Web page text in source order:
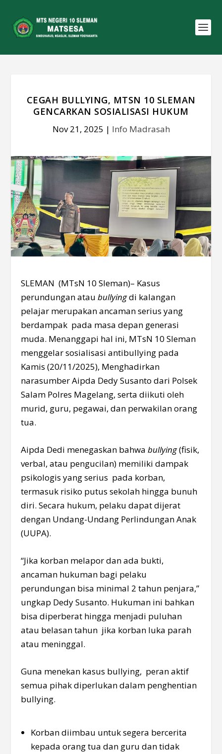
CEGAH BULLYING, MTSN 10 SLEMAN
GENCARKAN SOSIALISASI HUKUM
Nov 21, 2025 | Info Madrasah
SLEMAN (MTsN 10 Sleman)– Kasus
perundungan ataubullyingdi kalangan
pelajar merupakan ancaman serius yang
berdampak pada masa depan generasi
muda. Menanggapi hal ini, MTsN 10 Sleman
menggelar sosialisasi antibullying pada
Kamis (20/11/2025), Menghadirkan
narasumber Aipda Dedy Susanto dari Polsek
Salam Polres Magelang, serta diikuti oleh
murid, guru, pegawai, dan perwakilan orang
tua.
Aipda Dedi menegaskan bahwabullying(fisik,
verbal, atau pengucilan) memiliki dampak
psikologis yang serius pada korban,
termasuk risiko putus sekolah hingga bunuh
diri. Secara hukum, pelaku dapat dijerat
dengan Undang-Undang Perlindungan Anak
(UUPA).
“Jika korban melapor dan ada bukti,
ancaman hukuman bagi pelaku
perundungan bisa minimal 2 tahun penjara,”
ungkap Dedy Susanto. Hukuman ini bahkan
bisa diperberat hingga menjadi puluhan
atau belasan tahun jika korban luka parah
atau meninggal.
Guna menekan kasus bullying, peran aktif
semua pihak diperlukan dalam penghentian
bullying.
Korban diimbau untuk segera bercerita
kepada orang tua dan guru dan tidak